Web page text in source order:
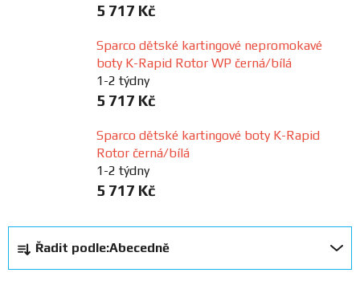
a
katalogy
5 717 Kč
Sparco dětské kartingové nepromokavé
boty K-Rapid Rotor WP černá/bílá
1-2 týdny
5 717 Kč
Sparco dětské kartingové boty K-Rapid
Rotor černá/bílá
1-2 týdny
5 717 Kč
a
Řadit podle:Abecedně